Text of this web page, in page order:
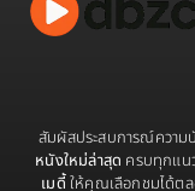
Based
Based
2003
1997
สัมผัสประสบการณ์ความ
หนังใหม่ล่าสุด ครบทุกแน
เมดี้ให้คุณเลือกชมได้ตล